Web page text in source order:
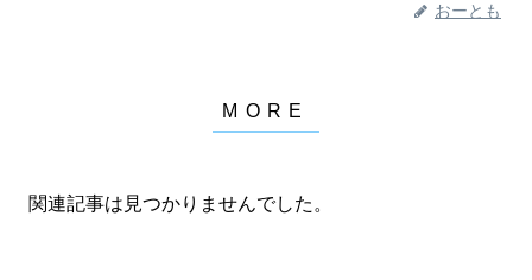
おーとも
関連記事は見つかりませんでした。